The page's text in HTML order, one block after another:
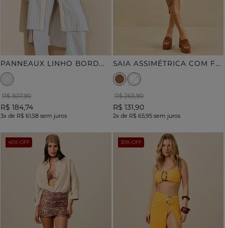
P
ANNEAUX LINHO BORDADO
R$ 307,90
R$ 184,74
3x de R$ 61,58 sem juros
S
AIA ASSIMÉTRICA COM FRANZIDO
R$ 263,90
R$ 131,90
2xde R$ 65,95sem juros
40% OFF 30% OFF